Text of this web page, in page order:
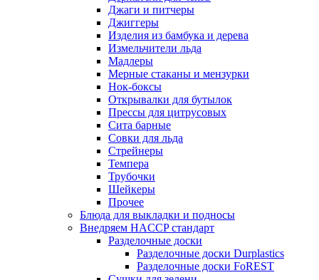
Джаги и питчеры
Джиггеры
Изделия из бамбука и дерева
Измельчители льда
Мадлеры
Мерные стаканы и мензурки
Нок-боксы
Открывалки для бутылок
Прессы для цитрусовых
Сита барные
Совки для льда
Стрейнеры
Темпера
Трубочки
Шейкеры
Прочее
Блюда для выкладки и подносы
Внедряем HACCP стандарт
Разделочные доски
Разделочные доски Durplastics
Разделочные доски FoREST